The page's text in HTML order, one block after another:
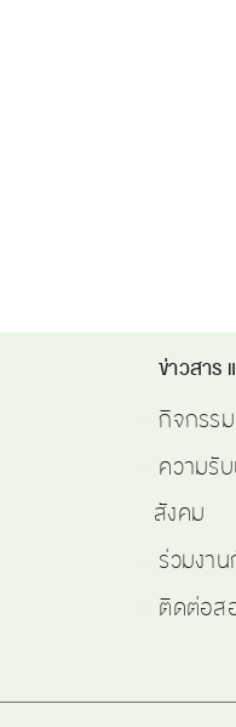
ข่าวสาร
กิจกรร
ความรั
สังคม
ร่วมงาน
ติดต่อส